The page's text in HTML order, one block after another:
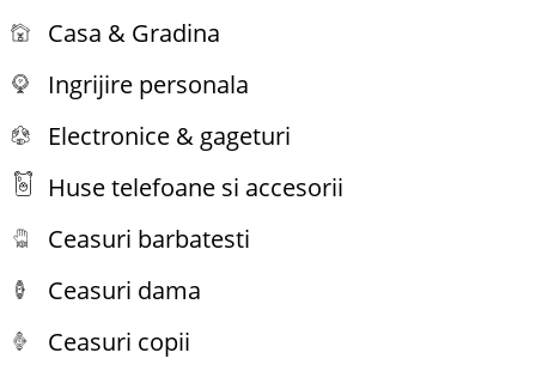
Casa & Gradina
Ingrijire personala
Electronice & gageturi
Huse telefoane si accesorii
Ceasuri barbatesti
Ceasuri dama
Ceasuri copii